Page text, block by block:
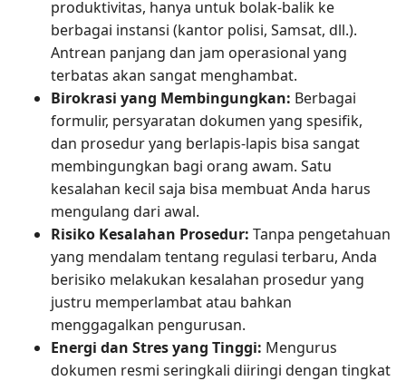
produktivitas, hanya untuk bolak-balik ke
berbagai instansi (kantor polisi, Samsat, dll.).
Antrean panjang dan jam operasional yang
terbatas akan sangat menghambat.
Birokrasi yang Membingungkan: Berbagai
formulir, persyaratan dokumen yang spesifik,
dan prosedur yang berlapis-lapis bisa sangat
membingungkan bagi orang awam. Satu
kesalahan kecil saja bisa membuat Anda harus
mengulang dari awal.
Risiko Kesalahan Prosedur: Tanpa pengetahuan
yang mendalam tentang regulasi terbaru, Anda
berisiko melakukan kesalahan prosedur yang
justru memperlambat atau bahkan
menggagalkan pengurusan.
Energi dan Stres yang Tinggi: Mengurus
dokumen resmi seringkali diiringi dengan tingkat